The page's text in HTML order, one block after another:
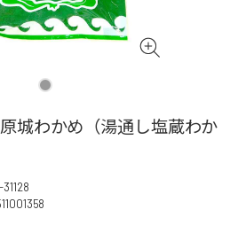
わかめ（湯通し塩蔵わか